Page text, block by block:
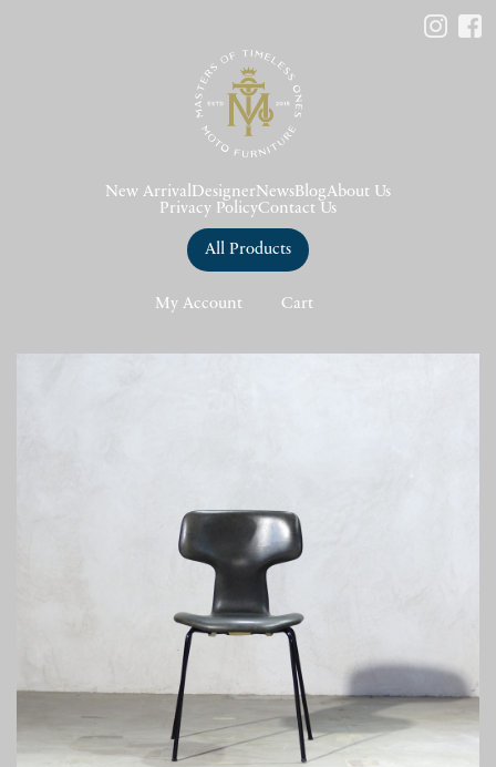
New Arrival DesignerNews BlogAbout Us
Privacy PolicyContact Us
All Products
My Account Cart